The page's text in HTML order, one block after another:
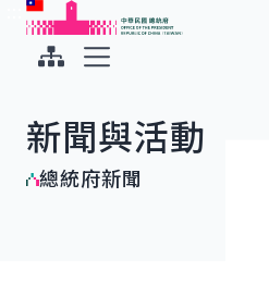
跳到主要內容
中華民國總統府
新聞與活動
總統府新聞